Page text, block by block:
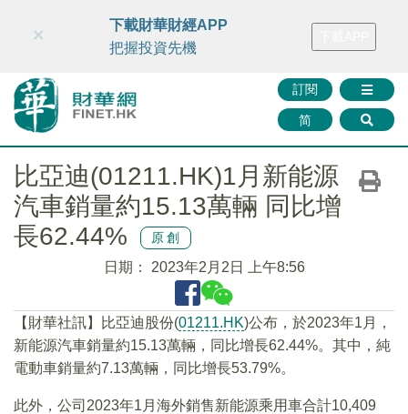
財華智庫網 FINTV FINMETA 財華證券 媒體矩陣
訂閱
简
×
下載財華財經APP
把握投資先機
比亞迪(01211.HK)1月新能源
汽車銷量約15.13萬輛 同比增
長62.44%
原創
日期： 2023年2月2日 上午8:56
【財華社訊】比亞迪股份(01211.HK)公布，於2023年1月，
新能源汽車銷量約15.13萬輛，同比增長62.44%。其中，純
電動車銷量約7.13萬輛，同比增長53.79%。
此外，公司2023年1月海外銷售新能源乘用車合計10,409